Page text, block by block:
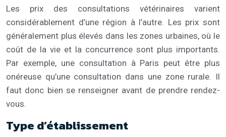
Les prix des consultations vétérinaires varient
considérablement d’une région à l’autre. Les prix sont
généralement plus élevés dans les zones urbaines, où le
coût de la vie et la concurrence sont plus importants.
Par exemple, une consultation à Paris peut être plus
onéreuse qu’une consultation dans une zone rurale. Il
faut donc bien se renseigner avant de prendre rendez-
vous.
Type d’établissement